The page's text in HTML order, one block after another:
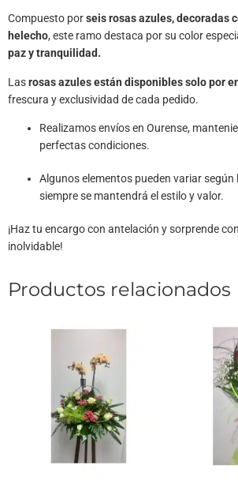
Compuesto porseis rosas azules, decoradas
helecho, este ramo destaca por su color
paz y tranquilidad.
Lasrosas azules están disponibles solo por
frescura y exclusividad de cada pedido.
Realizamos envíos en Ourense,
perfectas condiciones.
Algunos elementos pueden variar
siempre se mantendrá el estilo y valor.
¡Haz tu encargo con antelación y sorprende
inolvidable!
Productos relacionados